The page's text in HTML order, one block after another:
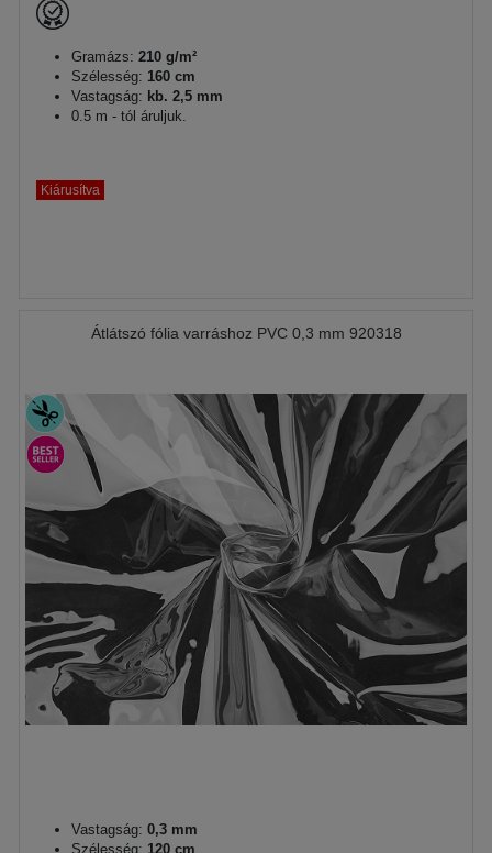
Gramázs: 210 g/m²
Szélesség: 160 cm
Vastagság: kb. 2,5 mm
0.5 m - tól áruljuk.
Kiárusítva
Átlátszó fólia varráshoz PVC 0,3 mm 920318
Vastagság: 0,3 mm
Szélesség: 120 cm